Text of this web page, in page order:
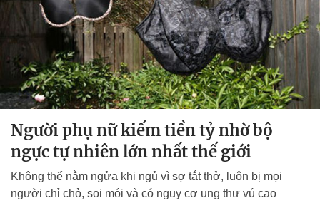
Người phụ nữ kiếm tiền tỷ nhờ bộ
ngực tự nhiên lớn nhất thế giới
Không thể nằm ngửa khi ngủ vì sợ tắt thở, luôn bị mọi
người chỉ chỏ, soi mói và có nguy cơ ung thư vú cao